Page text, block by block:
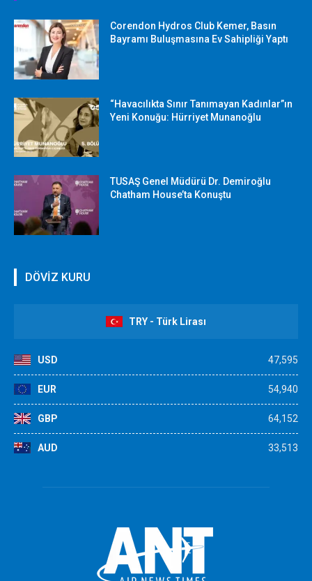
Corendon Hydros Club Kemer, Basın
Bayramı Buluşmasına Ev Sahipliği Yaptı
“Havacılıkta Sınır Tanımayan Kadınlar”ın
Yeni Konuğu: Hürriyet Munanoğlu
TUSAŞ Genel Müdürü Dr. Demiroğlu
Chatham House’ta Konuştu
DÖVİZ KURU
TRY - Türk Lirası
USD 47,595
EUR 54,940
GBP 64,152
AUD 33,513